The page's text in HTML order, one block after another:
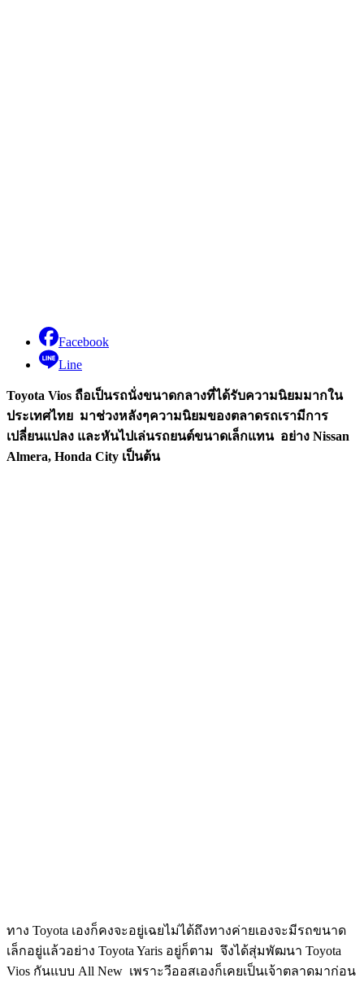
Facebook
Line
Toyota Vios ถือเป็นรถนั่งขนาดกลางที่ได้รับความนิยมมากใน
ประเทศไทย มาช่วงหลังๆความนิยมของตลาดรถเรามีการ
เปลี่ยนแปลง และหันไปเล่นรถยนต์ขนาดเล็กแทน อย่าง Nissan
Almera, Honda City เป็นต้น
ทาง Toyota เองก็คงจะอยู่เฉยไม่ได้ถึงทางค่ายเองจะมีรถขนาด
เล็กอยู่แล้วอย่าง Toyota Yaris อยู่ก็ตาม จึงได้สุ่มพัฒนา Toyota
Vios กันแบบ All New เพราะวีออสเองก็เคยเป็นเจ้าตลาดมาก่อน